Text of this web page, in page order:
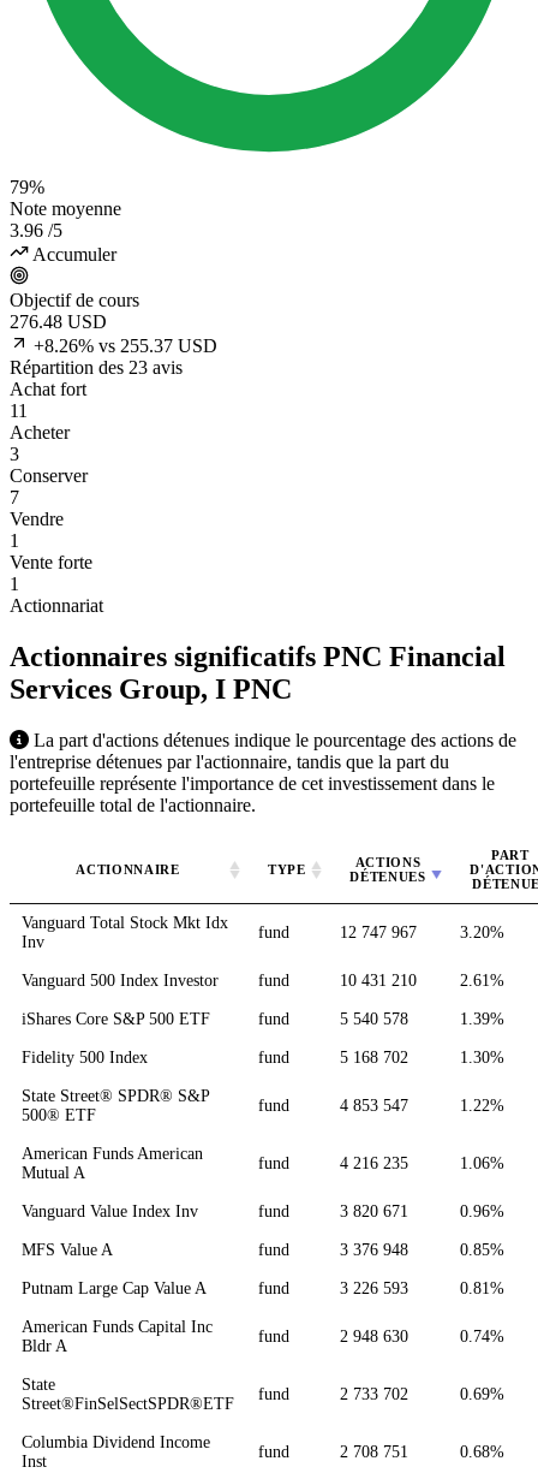
79%
Note moyenne
3.96 /5
Accumuler
Objectif de cours
276.48 USD
+8.26% vs 255.37 USD
Répartition des 23 avis
Achat fort
11
Acheter
3
Conserver
7
Vendre
1
Vente forte
1
Actionnariat
Actionnaires significatifs PNC Financial
Services Group, I PNC
La part d'actions détenues indique le pourcentage des actions de
l'entreprise détenues par l'actionnaire, tandis que la part du
portefeuille représente l'importance de cet investissement dans le
portefeuille total de l'actionnaire.
ACTIONNAIRE TYPE
ACTIONS
DÉTENUES
PART
Vanguard Total Stock Mkt Idx
Inv
fund 12 747 967 3.20%
Vanguard 500 Index Investor fund 10 431 210 2.61%
iShares Core S&P 500 ETF fund 5 540 578 1.39%
Fidelity 500 Index fund 5 168 702 1.30%
State Street® SPDR® S&P
500® ETF
fund 4 853 547 1.22%
American Funds American
Mutual A
fund 4 216 235 1.06%
Vanguard Value Index Inv fund 3 820 671 0.96%
MFS Value A fund 3 376 948 0.85%
Putnam Large Cap Value A fund 3 226 593 0.81%
American Funds Capital Inc
Bldr A
fund 2 948 630 0.74%
State
Street®FinSelSectSPDR®ETF
fund 2 733 702 0.69%
Columbia Dividend Income
Inst
fund 2 708 751 0.68%